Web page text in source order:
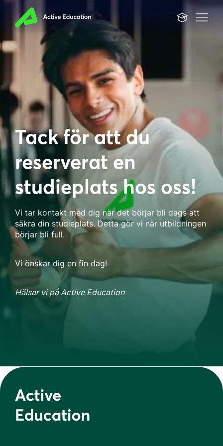
Tack för att du
reserverat en
studieplats hos oss!
Vi tar kontakt med dig när det börjar bli dags att
säkra din studieplats. Detta gör vi när utbildningen
börjar bli full.
Vi önskar dig en fin dag!
Hälsar vi på Active Education